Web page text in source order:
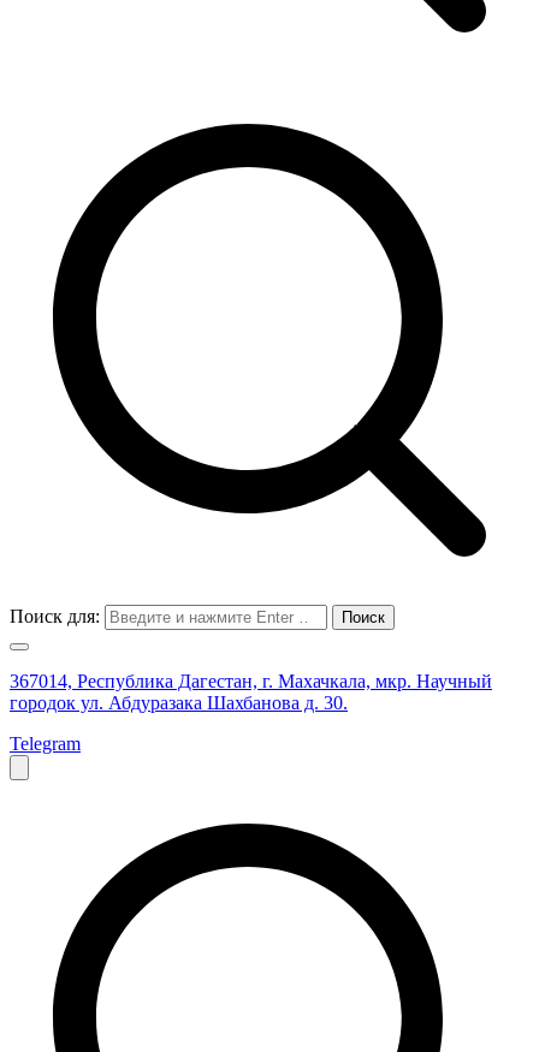
Поиск для:
367014, Республика Дагестан, г. Махачкала, мкр. Научный
городок ул. Абдуразака Шахбанова д. 30.
Telegram